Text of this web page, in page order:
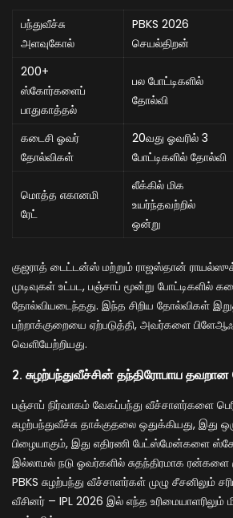
பந்துவீச்சு
அளவுகோல்
PBKS 2026
செயல்திறன்
200+
ஸ்கோர்களைப்
பாதுகாத்தல்
பல போட்டிகளில்
தோல்வி
கடைசி ஓவர்
தோல்விகள்
20வது ஓவரில் 3
போட்டிகளில் தோல்வி
மொத்த எகானமி
ரேட்
லீக்கில் மிக
உயர்ந்தவற்றில்
ஒன்று
குஜராத் டைட்டன்ஸ் மற்றும் ராஜஸ்தான்
முடிவுகள் உட்பட, பஞ்சாப் மூன்று போட்டிகளில்
தோல்வியடைந்தது. இந்த சிறிய தோல்விகள்
பற்றாக்குறையை ஏற்படுத்தி, அவர்களை
வெளியேற்றியது.
2. சுழற்பந்துவீச்சின் தந்திரோபாய
பஞ்சாப் நிர்வாகம் வேகப்பந்து வீச்சாளர்களை
சுழற்பந்துவீச்சு தாக்குதலை ஒதுக்கியது, இது
பிழையாகும், இது எதிரணி பேட்ஸ்மேன்களை
இல்லாமல் நடு ஓவர்களில் சுதந்திரமாக ரன்களை
PBKS சுழற்பந்து வீச்சாளர்கள் முழு சீசனிலும்
வீசினர் – IPL 2026 இல் எந்த உரிமையாளரிலும்